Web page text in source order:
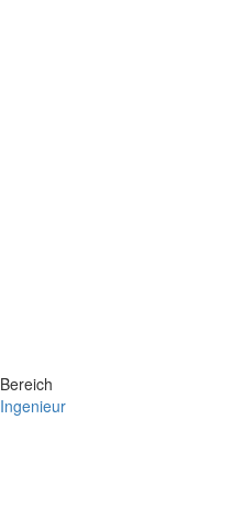
Bereich
Ingenieur